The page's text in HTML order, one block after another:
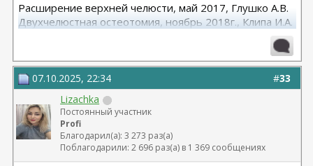
Расширение верхней челюсти, май 2017, Глушко А.В.
Двухчелюстная остеотомия, ноябрь 2018г., Клипа И.А.
Маммопластика (подтяжка без имплантов с редукцией
#33
07.10.2025, 22:34
Lizachka
Постоянный участник
Profi
Благодарил(а): 3 273 раз(а)
Поблагодарили: 2 696 раз(а) в 1 369 сообщениях